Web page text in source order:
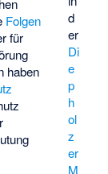
d
er
Di
e
p
h
ol
z
er
M
Folgen
für
haben